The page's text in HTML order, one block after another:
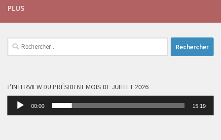
PLUS
Rechercher :
L’INTERVIEW DU PRÉSIDENT MOIS DE JUILLET 2026
Lecteur
00:00 15:19